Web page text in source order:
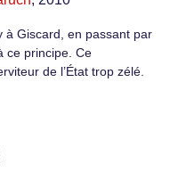
à Giscard, en passant par
ce principe. Ce
de l’État trop zélé.